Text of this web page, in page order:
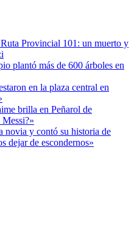
Provincial 101: un muerto y
plantó más de 600 árboles en
en la plaza central en
brilla en Peñarol de
novia y contó su historia de
dejar de escondernos»